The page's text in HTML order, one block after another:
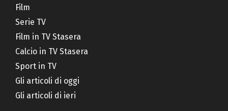
Film
Serie TV
Film in TV Stasera
Calcio in TV Stasera
Sport in TV
Gli articoli di oggi
Gli articoli di ieri